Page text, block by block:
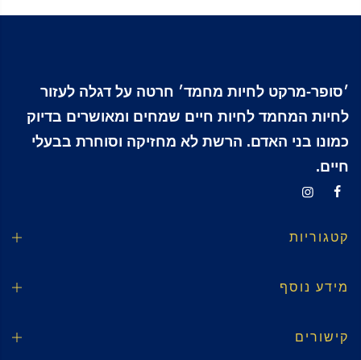
׳סופר-מרקט לחיות מחמד׳ חרטה על דגלה לעזור
לחיות המחמד לחיות חיים שמחים ומאושרים בדיוק
כמונו בני האדם. הרשת לא מחזיקה וסוחרת בבעלי
חיים.
קטגוריות
מידע נוסף
קישורים